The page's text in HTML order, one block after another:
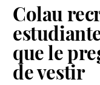
Colau
que le
de vestir